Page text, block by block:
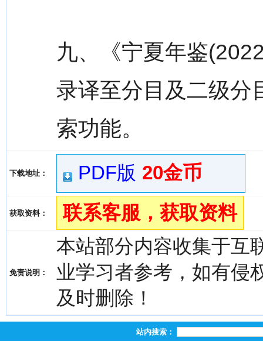
九、《宁夏年鉴
录译至分目及二级分
索功能。
下载地址： PDF版 20金币
获取资料： 联系客服，获取资料
免责说明：
本站部分内容收集于互
业学习者参考，如有侵
及时删除！
站内搜索：